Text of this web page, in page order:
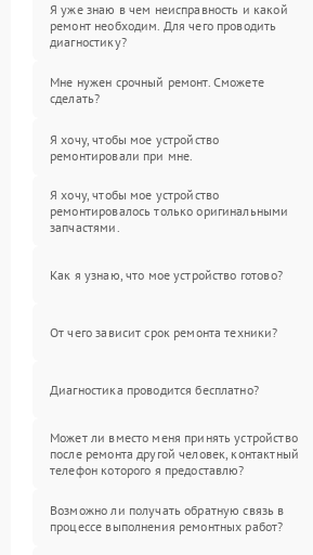
Я уже знаю в чем неисправность и какой
ремонт необходим. Для чего проводить
диагностику?
Мне нужен срочный ремонт. Сможете
сделать?
Я хочу, чтобы мое устройство
ремонтировали при мне.
Я хочу, чтобы мое устройство
ремонтировалось только оригинальными
запчастями.
Как я узнаю, что мое устройство готово?
От чего зависит срок ремонта техники?
Диагностика проводится бесплатно?
Может ли вместо меня принять устройство
после ремонта другой человек, контактный
телефон которого я предоставлю?
Возможно ли получать обратную связь в
процессе выполнения ремонтных работ?